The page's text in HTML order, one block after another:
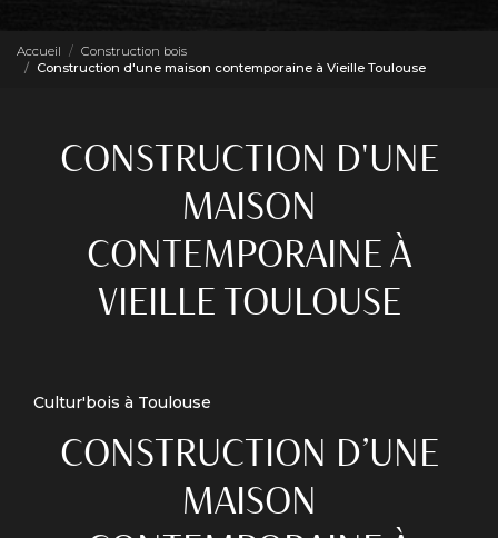
Accueil
Construction bois
Construction d'une maison contemporaine à Vieille Toulouse
CONSTRUCTION D'UNE
MAISON
CONTEMPORAINE À
VIEILLE TOULOUSE
Cultur'bois à Toulouse
CONSTRUCTION D’UNE
MAISON